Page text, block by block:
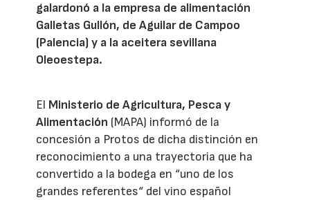
galardonó a la empresa de alimentación
Galletas Gullón, de Aguilar de Campoo
(Palencia) y a la aceitera sevillana
Oleoestepa.
El Ministerio de Agricultura, Pesca y
Alimentación (MAPA) informó de la
concesión a Protos de dicha distinción en
reconocimiento a una trayectoria que ha
convertido a la bodega en “uno de los
grandes referentes“ del vino español